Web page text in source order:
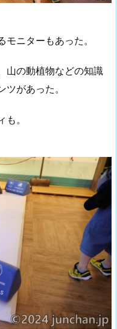
ニターもあった。
山の動植物などの知識
があった。
。